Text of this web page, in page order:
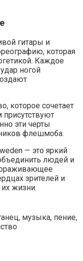
гитары и
которая
Каждое
ногой
которое сочетает
эти черты
флешмоба.
— это яркий
людей и
зрителей и
жизни.
музыка, пение,